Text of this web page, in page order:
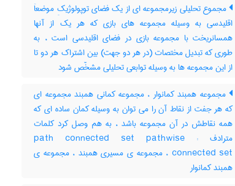
مجموع تحلیلی زیرمجموعه ای از یک فضای توپولوژیکِ موضعاَ
اقلیدسی به وسیله مجموعه های بازی که هر یک از آنها
همسانریخت با مجموعه بازی در فضای اقلیدسی است ، به
طوری که تبدیل مختصات (در هر دو جهت) بین اشتراک هر دو تا
از این مجموعه ها به وسیله توابعی تحلیلی مشخّص شود
مجموعه همبند کمانوار ، مجموعه کمانی همبند مجموعه ای
که هر جفت از نقاط آن را می توان به وسیله کمان ساده ای که
همه نقاطش در آن مجموعه باشد ، به هم وصل کرد کلمات
مترادف : path connected set pathwise
connected set ، مجموعه ی مسیری همبند ، مجموعه ی
همبند کمانوار